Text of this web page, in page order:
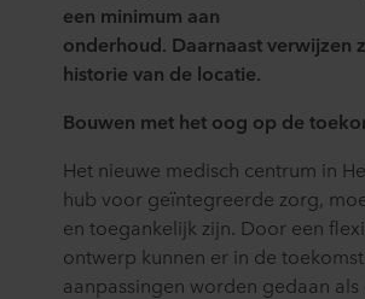
een minimum aan
onderhoud. Daarnaastverwijzen
historie van de locatie.
Bouwen met het oog op de
Het nieuwe medisch centrum in
hub voor geïntegreerde zorg,
en toegankelijk zijn. Door een
ontwerp kunnen er in de
aanpassingen worden gedaan als